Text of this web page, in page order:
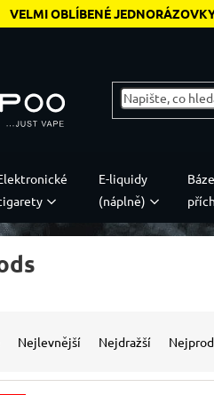
VELMI OBLÍBENÉ
E-liquidy
(náplně)
Nejlevnější Nejdražší